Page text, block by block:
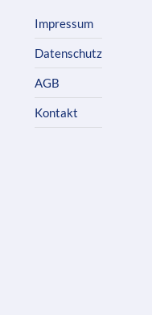
Impressum
Datenschutz
AGB
Kontakt